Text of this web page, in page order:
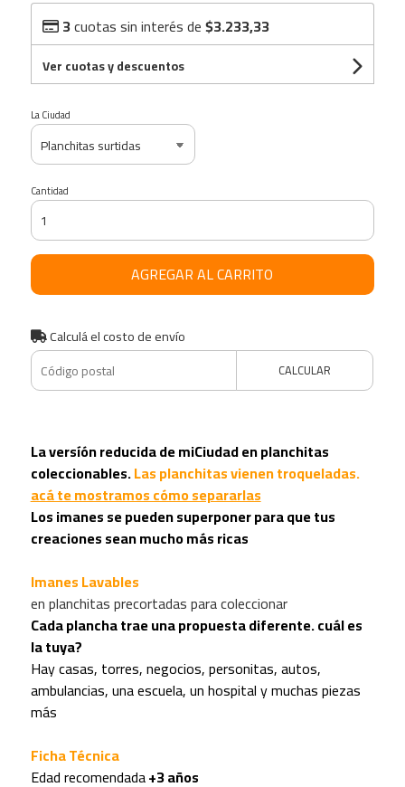
3cuotas sin interés de$3.233,33
Ver cuotas y descuentos
La Ciudad
Cantidad
AGREGAR AL CARRITO
Calculá el costo de envío
CALCULAR
La versíón reducida de miCiudad en planchitas
coleccionables.Las planchitas vienen troqueladas.
acá te mostramos cómo separarlas
Los imanes se pueden superponer para que tus
creaciones sean mucho más ricas
Imanes Lavables
en planchitas precortadas para coleccionar
Cada plancha trae una propuesta diferente. cuál es
la tuya?
Hay casas, torres, negocios, personitas, autos,
ambulancias, una escuela, un hospital y muchas piezas
más
Ficha Técnica
Edad recomendada+3 años